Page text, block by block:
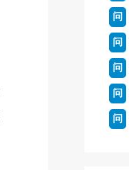
问
问
问
问
问